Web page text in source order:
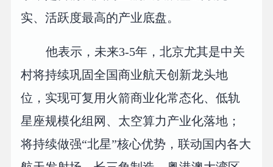
实、活跃度最高的产业底盘。
他表示，未来3-5年，北京尤其是中关
村将持续巩固全国商业航天创新龙头地
位，实现可复用火箭商业化常态化、低轨
星座规模化组网、太空算力产业化落地；
将持续做强“北星”核心优势，联动国内各大